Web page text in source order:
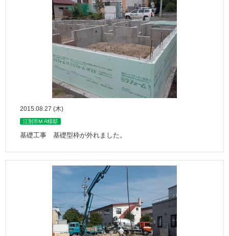
2015.08.27 (木)
江別市M.R様邸
基礎工事 基礎型枠が外れました。